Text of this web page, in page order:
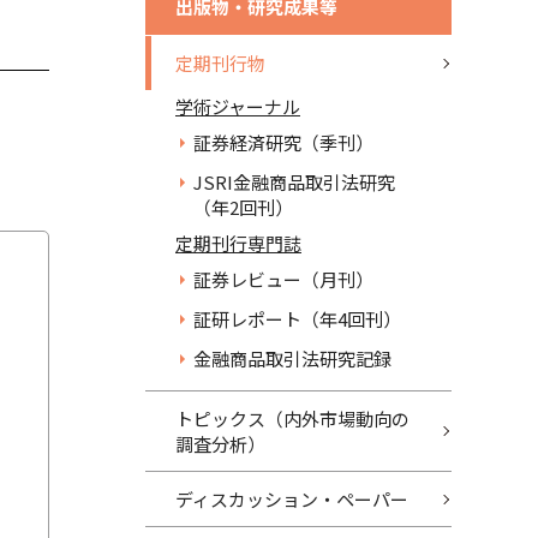
出版物・研究成果等
定期刊行物
学術ジャーナル
証券経済研究（季刊）
JSRI金融商品取引法研究
（年2回刊）
定期刊行専門誌
証券レビュー（月刊）
証研レポート（年4回刊）
金融商品取引法研究記録
トピックス（内外市場動向の
調査分析）
ディスカッション・ペーパー